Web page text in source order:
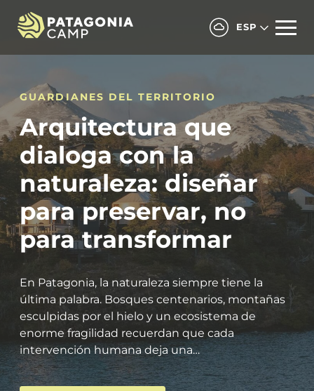
ESP
GUARDIANES DEL TERRITORIO
Arquitectura que
dialoga con la
naturaleza: diseñar
para preservar, no
para transformar
En Patagonia, la naturaleza siempre tiene la
última palabra. Bosques centenarios, montañas
esculpidas por el hielo y un ecosistema de
enorme fragilidad recuerdan que cada
intervención humana deja una…